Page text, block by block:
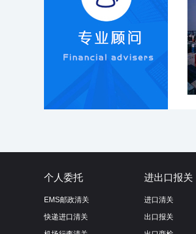
个人委托
EMS邮政清关
快递进口清关
进出口报关
进口清关
出口报关